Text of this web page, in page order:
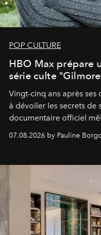
POP CULTURE
HBO Max prépare
série culte
Vingt-cinq ans après ses
à dévoiler les secrets de
documentaire officiel
inédites et plongée
générationnel.
07.08.2026 by Pauline